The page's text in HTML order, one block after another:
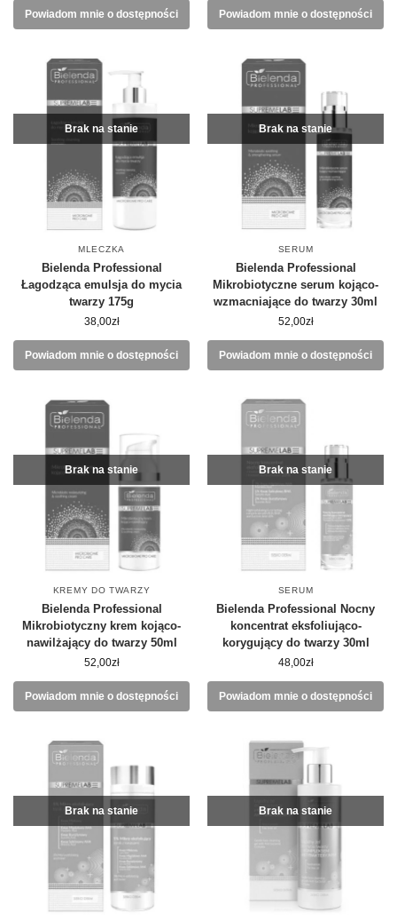
Powiadom mnie o dostępności Powiadom mnie o dostępności
Brak na stanie
MLECZKA
Bielenda Professional
Łagodząca emulsja do mycia
twarzy 175g
38,00zł
Powiadom mnie o dostępności
Brak na stanie
SERUM
Bielenda Professional
Mikrobiotyczne serum kojąco-
wzmacniające do twarzy 30ml
52,00zł
Powiadom mnie o dostępności
Brak na stanie
KREMY DO TWARZY
Bielenda Professional
Mikrobiotyczny krem kojąco-
nawilżający do twarzy 50ml
52,00zł
Powiadom mnie o dostępności
Brak na stanie
SERUM
Bielenda Professional Nocny
koncentrat eksfoliująco-
korygujący do twarzy 30ml
48,00zł
Powiadom mnie o dostępności
Brak na stanie Brak na stanie